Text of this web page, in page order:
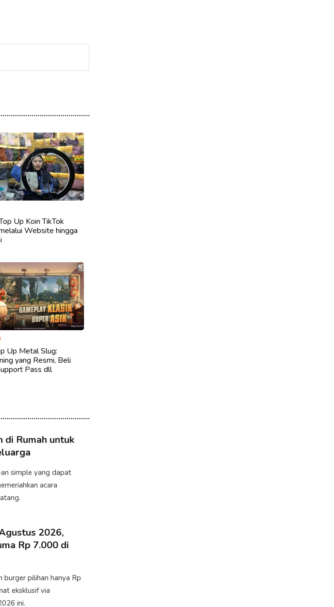
Up Koin TikTok
Website hingga
Up Metal Slug:
yang Resmi, Beli
Pass dll
di Rumah untuk
simple yang dapat
acara
2026,
Rp 7.000 di
burger pilihan hanya Rp
eksklusif via
ini.